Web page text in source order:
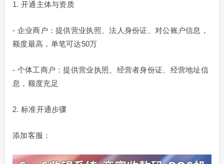
1. 开通主体与资质
- 企业商户：提供营业执照、法人身份证、对公账户信息，
额度最高，单笔可达50万
- 个体工商户：提供营业执照、经营者身份证、经营地址信
息，额度充足
2. 标准开通步骤
添加客服：